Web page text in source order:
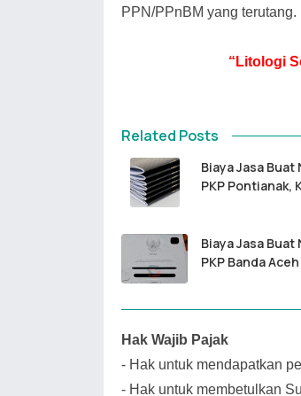
PPN/PPnBM yang terutang.
“Litologi
Related Posts
Biaya Jasa Buat
PKP Pontianak,
Biaya Jasa Buat
PKP Banda Aceh
Hak Wajib Pajak
- Hak untuk mendapatkan
- Hak untuk membetulkan